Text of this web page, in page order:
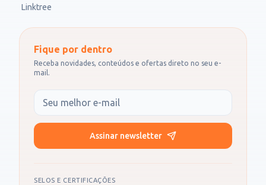
Linktree
Fique por dentro
Receba novidades, conteúdos e ofertas direto no seu e-
mail.
Seu e-mail
Assinar newsletter
SELOS E CERTIFICAÇÕES